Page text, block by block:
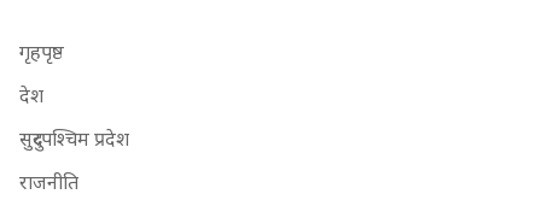
गृहपृष्ठ
देश
सुदुरपश्चिम प्रदेश
राजनीति